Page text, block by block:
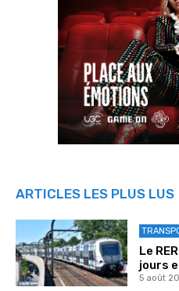
ARTICLES LES PLUS LUS
Le
jours
5 août